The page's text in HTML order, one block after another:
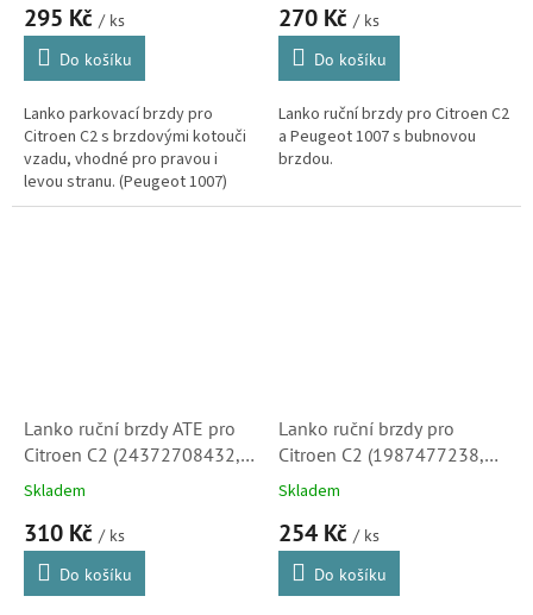
295 Kč / ks
Do košíku
Lanko parkovací brzdy pro
Citroen C2 s brzdovými kotouči
vzadu, vhodné pro pravou i
levou stranu. (Peugeot 1007)
270 Kč / ks
Do košíku
Lanko ruční brzdy pro Citroen C2
a Peugeot 1007 s bubnovou
brzdou.
Lanko ruční brzdy ATE pro
Citroen C2 (24372708432,
580843, 474615)
Skladem
310 Kč / ks
Do košíku
Lanko ruční brzdy pro
Citroen C2 (1987477238,
474615, AD070276,
Skladem
254 Kč / ks
Do košíku